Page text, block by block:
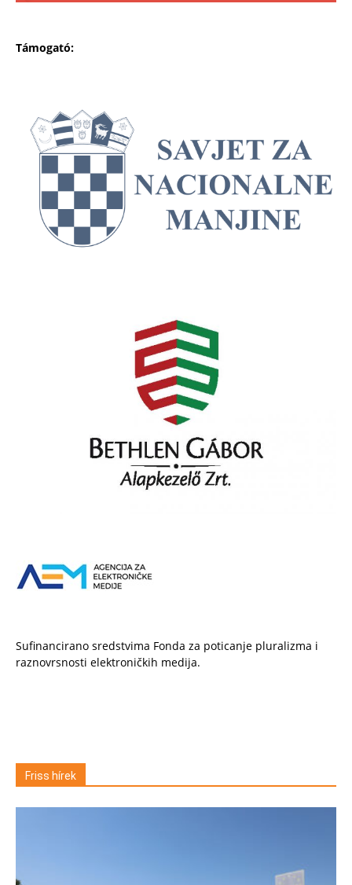
Támogató:
Sufinancirano sredstvima Fonda za poticanje pluralizma i
raznovrsnosti elektroničkih medija.
Friss hírek